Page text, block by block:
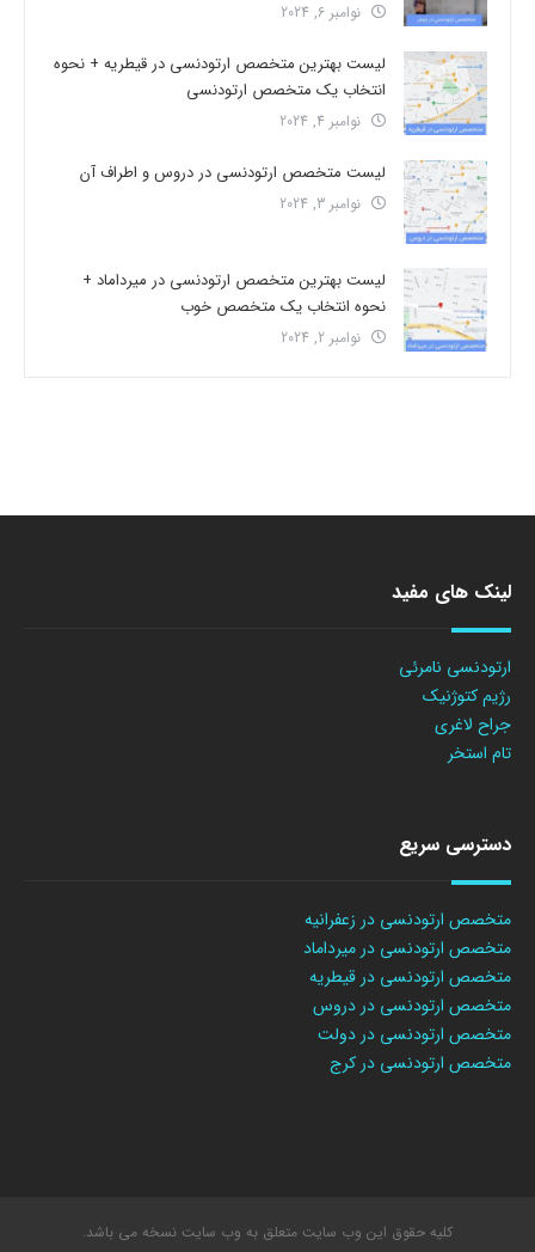
نوامبر 6, 2024
لیست بهترین متخصص ارتودنسی در قیطریه + نحوه
انتخاب یک متخصص ارتودنسی
نوامبر 4, 2024
لیست متخصص ارتودنسی در دروس و اطراف آن
نوامبر 3, 2024
لیست بهترین متخصص ارتودنسی در میرداماد +
نحوه انتخاب یک متخصص خوب
نوامبر 2, 2024
لینک های مفید
ارتودنسی نامرئی
رژیم کتوژنیک
جراح لاغری
تام استخر
دسترسی سریع
متخصص ارتودنسی در زعفرانیه
متخصص ارتودنسی در میرداماد
متخصص ارتودنسی در قیطریه
متخصص ارتودنسی در دروس
متخصص ارتودنسی در دولت
متخصص ارتودنسی در کرج
کلیه حقوق این وب سایت متعلق به وب سایت نسخه می باشد.